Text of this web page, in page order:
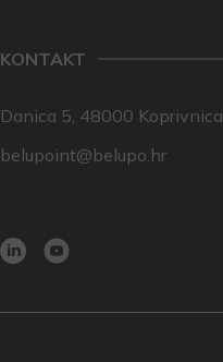
KONTAKT
Danica 5, 48000 Koprivnica
belupoint@belupo.hr